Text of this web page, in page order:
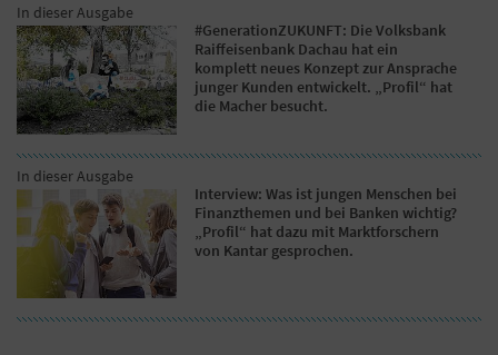
In dieser Ausgabe
#GenerationZUKUNFT: Die Volksbank
Raiffeisenbank Dachau hat ein
komplett neues Konzept zur Ansprache
junger Kunden entwickelt. „Profil“ hat
die Macher besucht.
In dieser Ausgabe
Interview: Was ist jungen Menschen bei
Finanzthemen und bei Banken wichtig?
„Profil“ hat dazu mit Marktforschern
von Kantar gesprochen.